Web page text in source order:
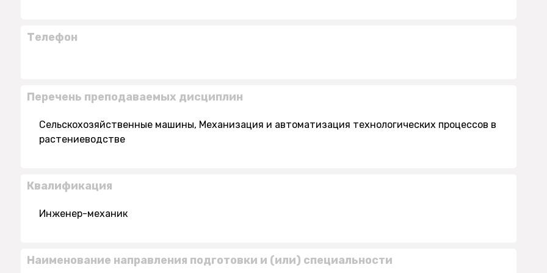
Телефон
Перечень преподаваемых дисциплин
Сельскохозяйственные машины, Механизация и автоматизация технологических процессов в
растениеводстве
Квалификация
Инженер-механик
Наименование направления подготовки и (или) специальности